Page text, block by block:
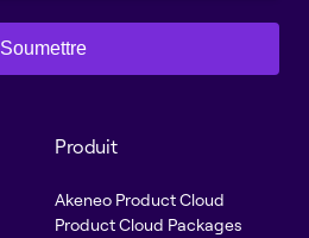
Soumettre
Produit
Akeneo Product Cloud
Product Cloud Packages